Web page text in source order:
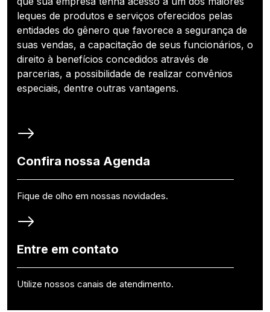
leques de produtos e serviços oferecidos pelas
entidades do gênero que favorece a segurança de
suas vendas, a capacitação de seus funcionários, o
direito à benefícios concedidos através de
parcerias, a possibilidade de realizar convênios
especiais, dentre outras vantagens.
Confira nossa Agenda
Fique de olho em nossas novidades.
Entre em contato
Utilize nossos canais de atendimento.